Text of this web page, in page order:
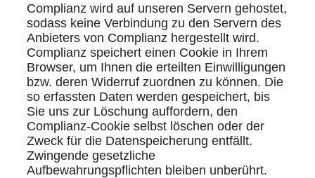
Complianz wird auf unseren Servern gehostet,
sodass keine Verbindung zu den Servern des
Anbieters von Complianz hergestellt wird.
Complianz speichert einen Cookie in Ihrem
Browser, um Ihnen die erteilten Einwilligungen
bzw. deren Widerruf zuordnen zu können. Die
so erfassten Daten werden gespeichert, bis
Sie uns zur Löschung auffordern, den
Complianz-Cookie selbst löschen oder der
Zweck für die Datenspeicherung entfällt.
Zwingende gesetzliche
Aufbewahrungspflichten bleiben unberührt.